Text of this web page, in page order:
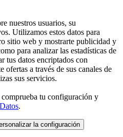
nuestros usuarios, su
Utilizamos estos datos para
sitio web y mostrarte publicidad y
para analizar las estadísticas de
tus datos encriptados con
ofertas a través de sus canales de
sus servicios.
tu configuración y
.
la configuración